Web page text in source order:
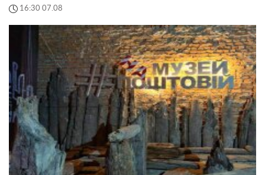
16:30 07.08